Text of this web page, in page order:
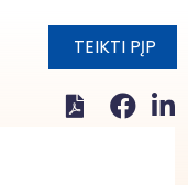
TEIKTI PĮP